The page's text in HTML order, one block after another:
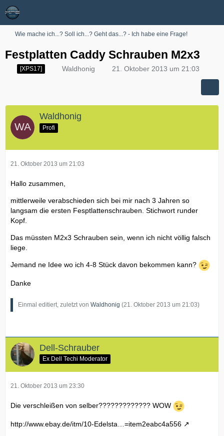
Wie mache ich...? Soll ich...? Geht das...? - Ich habe eine Frage!
Festplatten Caddy Schrauben M2x3
[XPS17] Waldhonig 21. Oktober 2013 um 21:03
Waldhonig
Profi
21. Oktober 2013 um 21:03
Hallo zusammen,
mittlerweile verabschieden sich bei mir nach 3 Jahren so
langsam die ersten Fesptlattenschrauben. Stichwort runder
Kopf.
Das müssten M2x3 Schrauben sein, wenn ich nicht völlig falsch
liege.
Jemand ne Idee wo ich 4-8 Stück davon bekommen kann?
Danke
Einmal editiert, zuletzt von Waldhonig (21. Oktober 2013 um 21:03)
Dell-Schrauber
Ex Dell Techi Moderator
21. Oktober 2013 um 23:30
Die verschleißen von selber????????????? WOW
http://www.ebay.de/itm/10-Edelsta…=item2eabc4a556